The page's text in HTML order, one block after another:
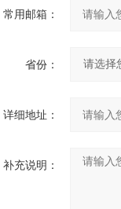
常用邮箱：
省份：
详细地址：
补充说明：